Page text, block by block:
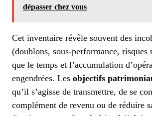
dépasser chez vous
Cet inventaire révèle souvent des
(doublons, sous-performance, risques
que le temps et l’accumulation
engendrées. Les objectifs
qu’il s’agisse de transmettre, de se
complément de revenu ou de réduire